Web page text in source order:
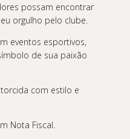
possam encontrar
orgulho pelo clube.
eventos esportivos,
de sua paixão
com estilo e
Nota Fiscal.